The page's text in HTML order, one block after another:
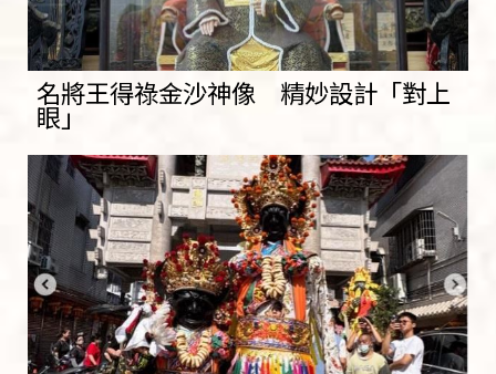
名將王得祿金沙神像 精妙設計「對上
眼」